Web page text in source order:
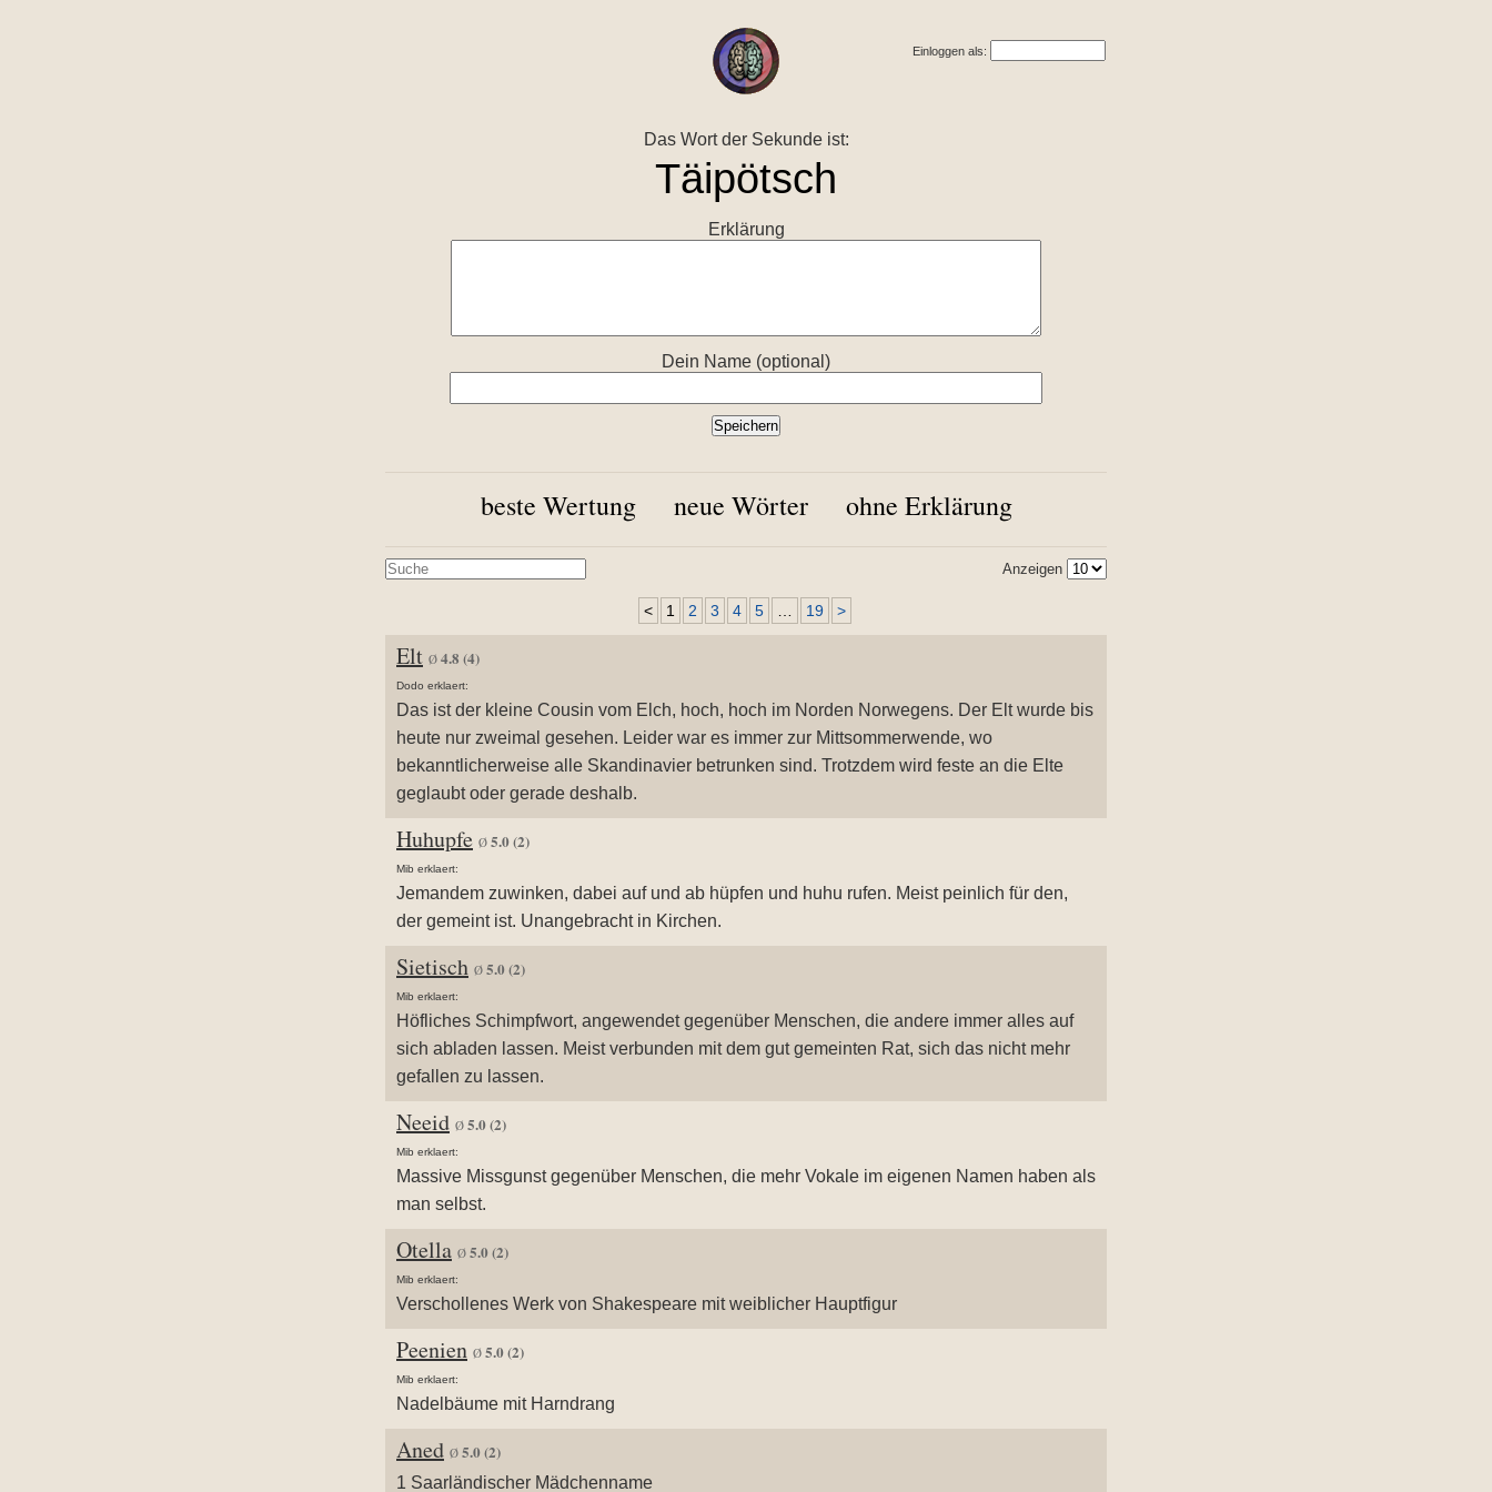
Einloggen als:
Das Wort der Sekunde ist:
Erklärung
Dein Name (optional)
beste Wertung neue Wörter ohne Erklärung
Anzeigen
< 1 2 3 4 5 19 >
Elt Ø 4.8 (4)
Dodo erklaert:
Das ist der kleine Cousin vom Elch, hoch, hoch im Norden Norwegens. Der Elt wurde bis
heute nur zweimal gesehen. Leider war es immer zur Mittsommerwende, wo
bekanntlicherweise alle Skandinavier betrunken sind. Trotzdem wird feste an die Elte
geglaubt oder gerade deshalb.
Huhupfe Ø 5.0(2)
Mib erklaert:
Jemandem zuwinken, dabei auf und ab hüpfen und huhu rufen. Meist peinlich für den,
der gemeint ist. Unangebracht in Kirchen.
Sietisch Ø 5.0(2)
Mib erklaert:
Höfliches Schimpfwort, angewendet gegenüber Menschen, die andere immer alles auf
sich abladen lassen. Meist verbunden mit dem gut gemeinten Rat, sich das nicht mehr
gefallen zu lassen.
Neeid Ø 5.0(2)
Mib erklaert:
Massive Missgunst gegenüber Menschen, die mehr Vokale im eigenen Namen haben als
man selbst.
Otella Ø 5.0(2)
Mib erklaert:
Verschollenes Werk von Shakespeare mit weiblicher Hauptfigur
Peenien Ø 5.0(2)
Mib erklaert:
Nadelbäume mit Harndrang
Aned Ø 5.0(2)
1 Saarländischer Mädchenname